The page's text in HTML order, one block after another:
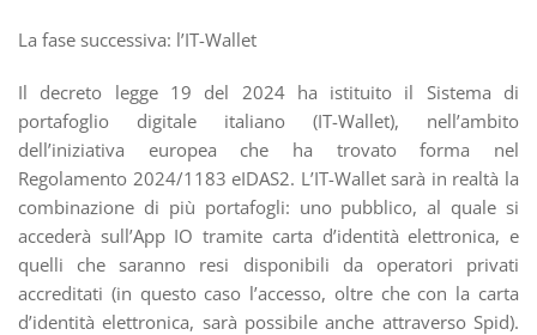
La fase successiva: l’IT-Wallet
Il decreto legge 19 del 2024 ha istituito il Sistema di
portafoglio digitale italiano (IT-Wallet), nell’ambito
dell’iniziativa europea che ha trovato forma nel
Regolamento 2024/1183 eIDAS2. L’IT-Wallet sarà in realtà la
combinazione di più portafogli: uno pubblico, al quale si
accederà sull’App IO tramite carta d’identità elettronica, e
quelli che saranno resi disponibili da operatori privati
accreditati (in questo caso l’accesso, oltre che con la carta
d’identità elettronica, sarà possibile anche attraverso Spid).